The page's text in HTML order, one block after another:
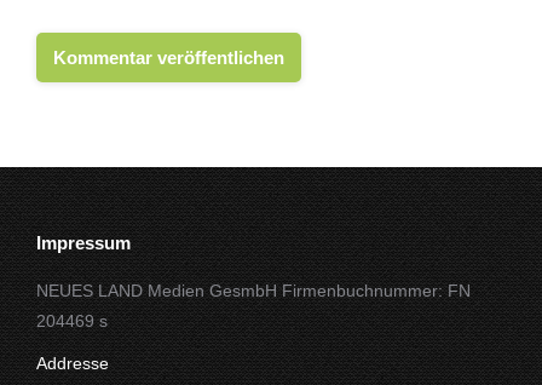
Kommentar veröffentlichen
Impressum
NEUES LAND Medien GesmbH Firmenbuchnummer: FN
204469 s
Addresse